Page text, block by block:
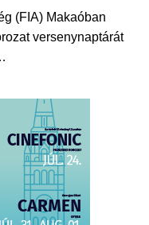
(FIA) Makaóban
versenynaptárát